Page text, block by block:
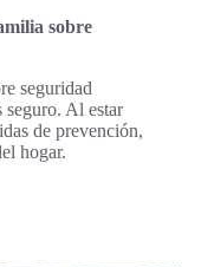
sobre
seguridad
seguro. Al estar
de prevención,
hogar.